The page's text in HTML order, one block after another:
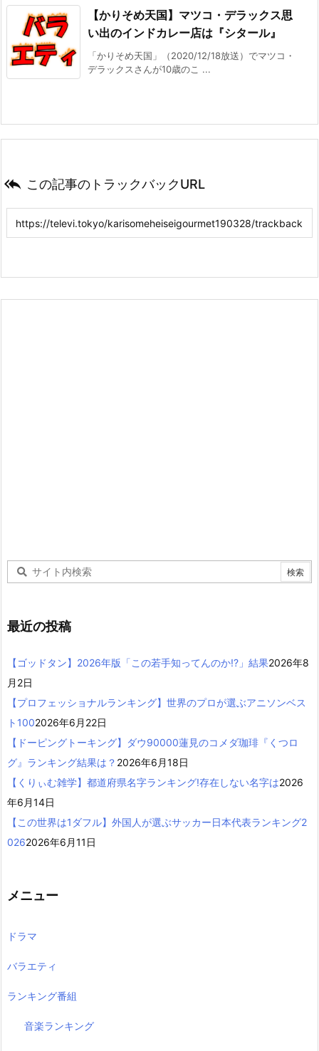
【かりそめ天国】マツコ・デラックス思
い出のインドカレー店は『シタール』
「かりそめ天国」（2020/12/18放送）でマツコ・
デラックスさんが10歳のこ ...
 この記事のトラックバックURL
最近の投稿
【ゴッドタン】2026年版「この若手知ってんのか!?」結果2026年8
月2日
【プロフェッショナルランキング】世界のプロが選ぶアニソンベス
ト1002026年6月22日
【ドーピングトーキング】ダウ90000蓮見のコメダ珈琲『くつロ
グ』ランキング結果は？ 2026年6月18日
【くりぃむ雑学】都道府県名字ランキング!存在しない名字は2026
年6月14日
【この世界は1ダフル】外国人が選ぶサッカー日本代表ランキング2
0262026年6月11日
メニュー
ドラマ
バラエティ
ランキング番組
音楽ランキング